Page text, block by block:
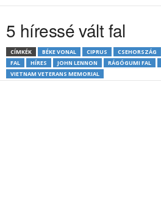
5 híressé vált fal
CÍMKÉK BÉKE VONAL CIPRUS CSEHORSZÁG
FAL
HÍRES JOHN LENNON RÁGÓGUMI FAL
VIETNAM VETERANS MEMORIAL